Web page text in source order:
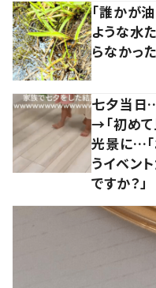
「誰かが
ような水
らなかっ
七夕当日
→「初め
光景に…「
うイベン
ですか？」